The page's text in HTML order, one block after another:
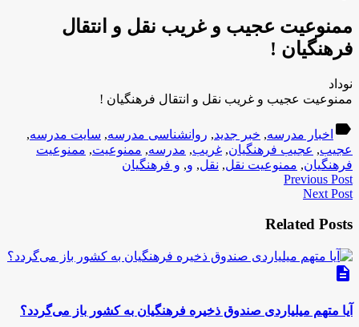
ممنوعیت عجیب و غریب نقل و انتقال
فرهنگیان !
نوداد
ممنوعیت عجیب و غریب نقل و انتقال فرهنگیان !
label اخبار مدرسه, خبر جدید, روانشناسی مدرسه, سایت مدرسه,
عجیب, عجیب فرهنگیان, غریب, مدرسه, ممنوعیت, ممنوعیت
فرهنگیان, ممنوعیت نقل, نقل, و, و فرهنگیان
Previous Post
Next Post
Related Posts
description
آیا متهم میلیاردی صندوق ذخیره فرهنگیان به کشور باز می‌گردد؟